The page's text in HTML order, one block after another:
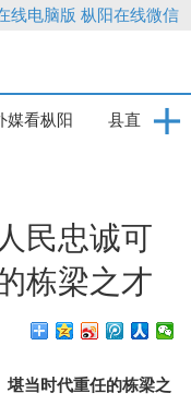
线电脑版 枞阳在线微信
媒看枞阳 县直
民忠诚可
栋梁之才
堪当时代重任的栋梁之